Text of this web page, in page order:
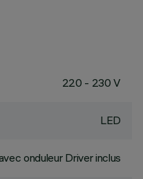
220 - 230 V
LED
onduleur Driver inclus